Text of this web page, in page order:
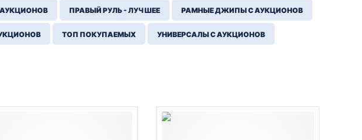
ПРАВЫЙ РУЛЬ - ЛУЧШЕЕ РАМНЫЕ ДЖИПЫ С АУКЦИОНОВ
ТОП ПОКУПАЕМЫХ УНИВЕРСАЛЫ С АУКЦИОНОВ